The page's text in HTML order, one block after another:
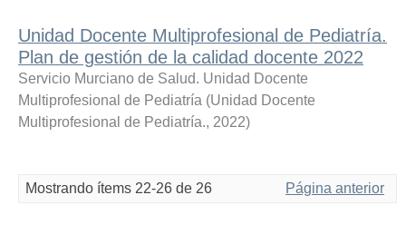
Unidad Docente Multiprofesional de Pediatría.
Plan de gestión de la calidad docente 2022
Servicio Murciano de Salud. Unidad Docente
Multiprofesional de Pediatría (Unidad Docente
Multiprofesional de Pediatría., 2022)
Mostrando ítems 22-26 de 26 Página anterior